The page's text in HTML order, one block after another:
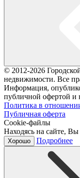
© 2012-2026
недвижимости. Все
Информация,
публичной офертой и
Политика в
Публичная оферта
Cookie-файлы
Находясь на сайте, Вы
Хорошо Подробнее